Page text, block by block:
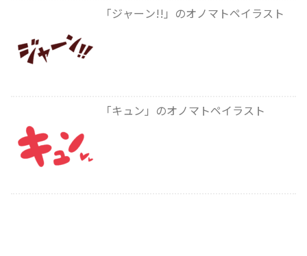
「ジャーン!!」のオノマトペイラスト
「キュン」のオノマトペイラスト